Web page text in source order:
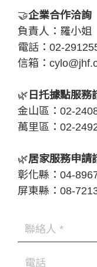
🤝企業合作洽詢
負責人：羅小姐
電話：02-
信箱：
🌿 日托據點服務
金山區：02-
萬里區：02-
🌿居家服務申請
彰化縣：04-
屏東縣：08-